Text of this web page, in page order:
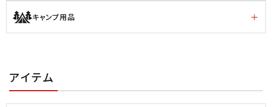
キャンプ用品
アイテム